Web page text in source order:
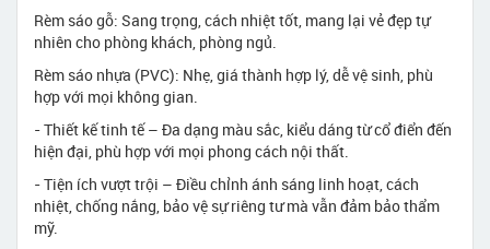
Rèm sáo gỗ: Sang trọng, cách nhiệt tốt, mang lại vẻ đẹp tự
nhiên cho phòng khách, phòng ngủ.
Rèm sáo nhựa (PVC): Nhẹ, giá thành hợp lý, dễ vệ sinh, phù
hợp với mọi không gian.
- Thiết kế tinh tế – Đa dạng màu sắc, kiểu dáng từ cổ điển đến
hiện đại, phù hợp với mọi phong cách nội thất.
- Tiện ích vượt trội – Điều chỉnh ánh sáng linh hoạt, cách
nhiệt, chống nắng, bảo vệ sự riêng tư mà vẫn đảm bảo thẩm
mỹ.